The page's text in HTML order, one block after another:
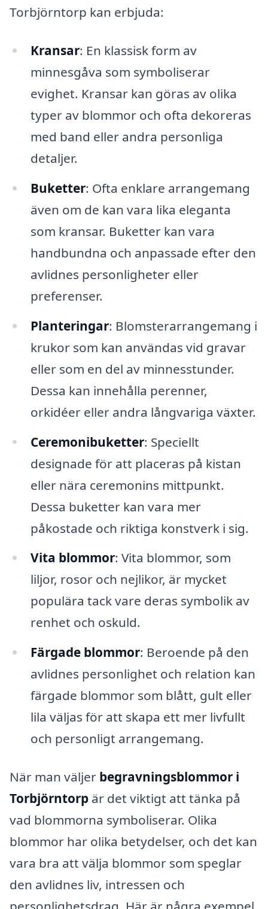
Torbjörntorp kan erbjuda:
Kransar: En klassisk form av
minnesgåva som symboliserar
evighet. Kransar kan göras av olika
typer av blommor och ofta dekoreras
med band eller andra personliga
detaljer.
Buketter: Ofta enklare arrangemang
även om de kan vara lika eleganta
som kransar. Buketter kan vara
handbundna och anpassade efter den
avlidnes personligheter eller
preferenser.
Planteringar: Blomsterarrangemang i
krukor som kan användas vid gravar
eller som en del av minnesstunder.
Dessa kan innehålla perenner,
orkidéer eller andra långvariga växter.
Ceremonibuketter: Speciellt
designade för att placeras på kistan
eller nära ceremonins mittpunkt.
Dessa buketter kan vara mer
påkostade och riktiga konstverk i sig.
Vita blommor: Vita blommor, som
liljor, rosor och nejlikor, är mycket
populära tack vare deras symbolik av
renhet och oskuld.
Färgade blommor: Beroende på den
avlidnes personlighet och relation kan
färgade blommor som blått, gult eller
lila väljas för att skapa ett mer livfullt
och personligt arrangemang.
När man väljer begravningsblommor i
Torbjörntorp är det viktigt att tänka på
vad blommorna symboliserar. Olika
blommor har olika betydelser, och det kan
vara bra att välja blommor som speglar
den avlidnes liv, intressen och